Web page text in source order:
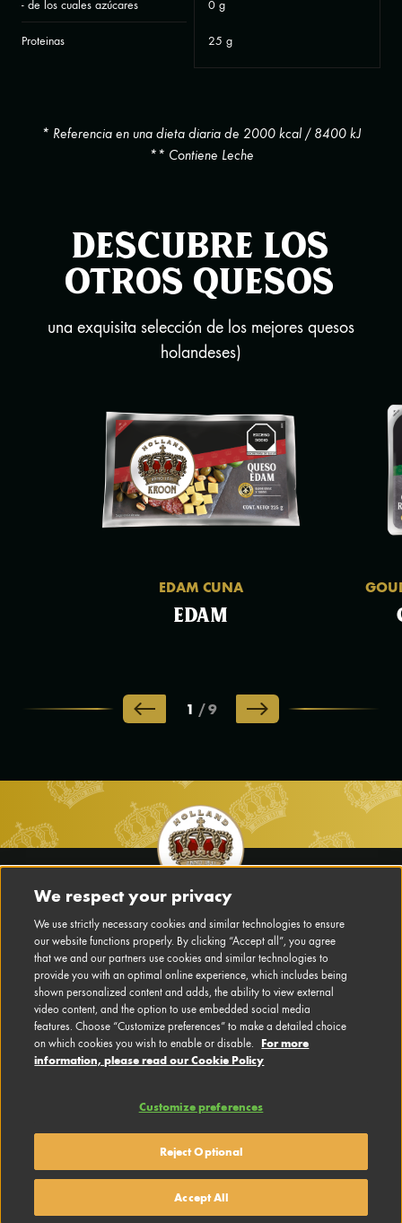
- de los cuales azúcares 0 g
Proteinas 25 g
* Referencia en una dieta diaria de 2000 kcal / 8400 kJ
** Contiene Leche
Descubre los
otros quesos
una exquisita selección de los mejores quesos
holandeses)
EDAM CUNA
EDAM
1 / 9
Footer
Main
Navigation
MX
AVISO LEGAL
CONTACTO
PREFERENCIAS DE COOKIES
TÉRMINOS Y CONDICIONES
DECLARACIÓN DE PRIVACIDAD
POLÍTICA DE COOKIES
We respect your privacy
We use strictly necessary cookies and similar technologies to ensure
our website functions properly. By clicking “Accept all”, you agree
that we and our partners use cookies and similar technologies to
provide you with an optimal online experience, which includes being
shown personalized content and adds, the ability to view external
video content, and the option to use embedded social media
features. Choose “Customize preferences” to make a detailed choice
on which cookies you wish to enable or disable. For more
information, please read our Cookie Policy
Customize preferences
Reject Optional
Accept All